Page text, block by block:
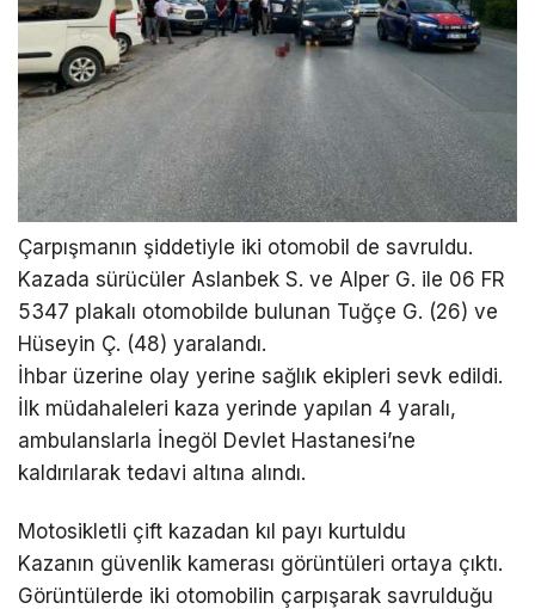
Çarpışmanın şiddetiyle iki otomobil de savruldu.
Kazada sürücüler Aslanbek S. ve Alper G. ile 06 FR
5347 plakalı otomobilde bulunan Tuğçe G. (26) ve
Hüseyin Ç. (48) yaralandı.
İhbar üzerine olay yerine sağlık ekipleri sevk edildi.
İlk müdahaleleri kaza yerinde yapılan 4 yaralı,
ambulanslarla İnegöl Devlet Hastanesi’ne
kaldırılarak tedavi altına alındı.
Motosikletli çift kazadan kıl payı kurtuldu
Kazanın güvenlik kamerası görüntüleri ortaya çıktı.
Görüntülerde iki otomobilin çarpışarak savrulduğu